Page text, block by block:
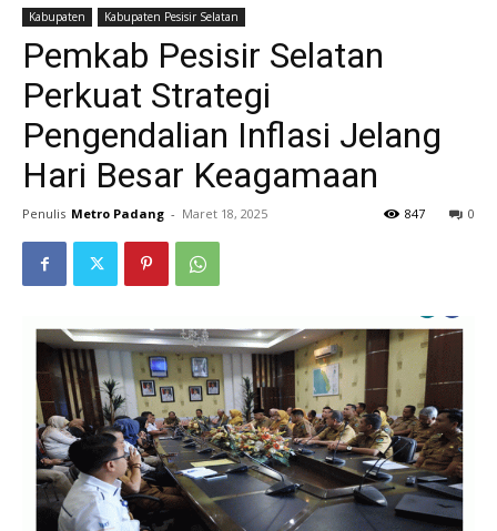
Kabupaten Kabupaten Pesisir Selatan
Pemkab Pesisir Selatan
Perkuat Strategi
Pengendalian Inflasi Jelang
Hari Besar Keagamaan
Penulis Metro Padang - Maret 18, 2025 0
847